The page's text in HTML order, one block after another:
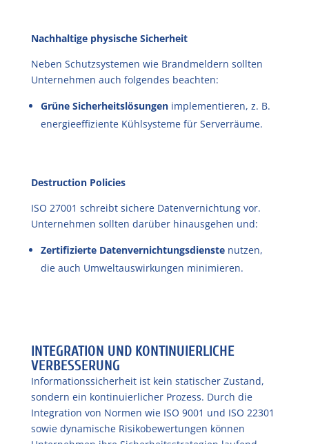
Nachhaltige physische Sicherheit
Neben Schutzsystemen wie Brandmeldern sollten
Unternehmen auch folgendes beachten:
Grüne Sicherheitslösungenimplementieren, z. B.
energieeffiziente Kühlsysteme für Serverräume.
Destruction Policies
ISO 27001 schreibt sichere Datenvernichtung vor.
Unternehmen sollten darüber hinausgehen und:
Zertifizierte Datenvernichtungsdienstenutzen,
die auch Umweltauswirkungen minimieren.
INTEGRATION UND KONTINUIERLICHE
VERBESSERUNG
Informationssicherheit ist kein statischer Zustand,
sondern ein kontinuierlicher Prozess. Durch die
Integration von Normen wie ISO 9001 und ISO 22301
sowie dynamische Risikobewertungen können